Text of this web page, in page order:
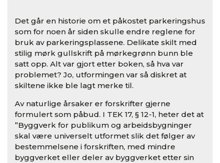
Det går en historie om et påkostet parkeringshus
som for noen år siden skulle endre reglene for
bruk av parkeringsplassene. Delikate skilt med
stilig mørk gullskrift på mørkegrønn bunn ble
satt opp. Alt var gjort etter boken, så hva var
problemet? Jo, utformingen var så diskret at
skiltene ikke ble lagt merke til.
Av naturlige årsaker er forskrifter gjerne
formulert som påbud. I TEK 17, § 12-1, heter det at
”Byggverk for publikum og arbeidsbygninger
skal være universelt utformet slik det følger av
bestemmelsene i forskriften, med mindre
byggverket eller deler av byggverket etter sin